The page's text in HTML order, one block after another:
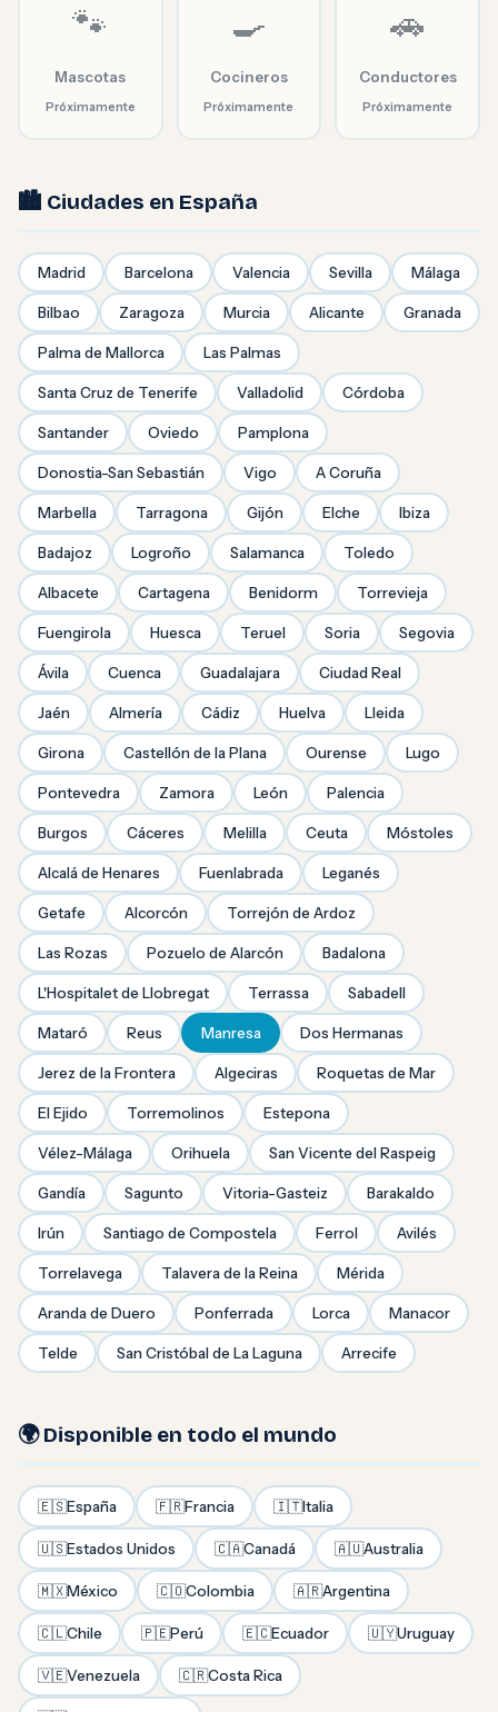
🐾
Mascotas
Próximamente
🍳
Cocineros
Próximamente
🚗
Conductores
Próximamente
🏙️ Ciudades en España
Madrid Barcelona Valencia Sevilla Málaga
Bilbao Zaragoza Murcia Alicante Granada
Palma de Mallorca Las Palmas
Santa Cruz de Tenerife Valladolid Córdoba
Santander Oviedo Pamplona
Donostia-San Sebastián Vigo A Coruña
Marbella Tarragona Gijón Elche Ibiza
Badajoz Logroño Salamanca Toledo
Albacete Cartagena Benidorm Torrevieja
Fuengirola Huesca Teruel Soria Segovia
Ávila Cuenca Guadalajara Ciudad Real
Jaén Almería Cádiz Huelva Lleida
Girona Castellón de la Plana Ourense Lugo
Pontevedra Zamora León Palencia
Burgos Cáceres Melilla Ceuta Móstoles
Alcalá de Henares Fuenlabrada Leganés
Getafe Alcorcón Torrejón de Ardoz
Las Rozas Pozuelo de Alarcón Badalona
L'Hospitalet de Llobregat Terrassa Sabadell
Mataró Reus Manresa Dos Hermanas
Jerez de la Frontera Algeciras Roquetas de Mar
El Ejido Torremolinos Estepona
Vélez-Málaga Orihuela San Vicente del Raspeig
Gandía Sagunto Vitoria-Gasteiz Barakaldo
Irún Santiago de Compostela Ferrol Avilés
Torrelavega Talavera de la Reina Mérida
Aranda de Duero Ponferrada Lorca Manacor
Telde San Cristóbal de La Laguna Arrecife
🌍 Disponible en todo el mundo
🇪🇸España 🇫🇷Francia 🇮🇹Italia
🇺🇸Estados Unidos 🇨🇦Canadá 🇦🇺Australia
🇲🇽México 🇨🇴Colombia 🇦🇷Argentina
🇨🇱Chile 🇵🇪Perú 🇪🇨Ecuador 🇺🇾Uruguay
🇻🇪Venezuela 🇨🇷Costa Rica